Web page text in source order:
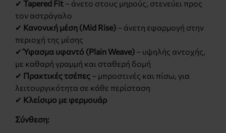
✔ Tapered Fit – άνετο στους μηρούς, στενεύει προς
τον αστράγαλο
✔ Κανονική μέση (Mid Rise) – άνετη εφαρμογή στην
περιοχή της μέσης
✔Ύφασμα υφαντό (Plain Weave) – υψηλής αντοχής,
με καθαρή γραμμή και σταθερή δομή
✔ Πρακτικές τσέπες – μπροστινές και πίσω, για
λειτουργικότητα σε κάθε περίσταση
✔ Κλείσιμο με φερμουάρ
Σύνθεση: